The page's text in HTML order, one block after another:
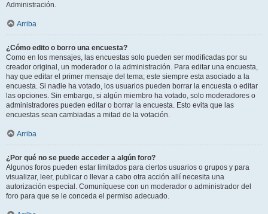
Administración.
Arriba
¿Cómo edito o borro una encuesta?
Como en los mensajes, las encuestas solo pueden ser modificadas por su
creador original, un moderador o la administración. Para editar una encuesta,
hay que editar el primer mensaje del tema; este siempre esta asociado a la
encuesta. Si nadie ha votado, los usuarios pueden borrar la encuesta o editar
las opciones. Sin embargo, si algún miembro ha votado, solo moderadores o
administradores pueden editar o borrar la encuesta. Esto evita que las
encuestas sean cambiadas a mitad de la votación.
Arriba
¿Por qué no se puede acceder a algún foro?
Algunos foros pueden estar limitados para ciertos usuarios o grupos y para
visualizar, leer, publicar o llevar a cabo otra acción allí necesita una
autorización especial. Comuníquese con un moderador o administrador del
foro para que se le conceda el permiso adecuado.